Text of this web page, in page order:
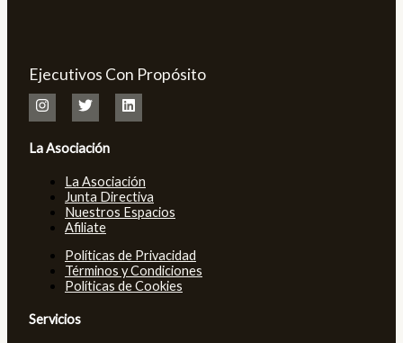
Ejecutivos Con Propósito
La Asociación
La Asociación
Junta Directiva
Nuestros Espacios
Afiliate
Políticas de Privacidad
Términos y Condiciones
Políticas de Cookies
Servicios